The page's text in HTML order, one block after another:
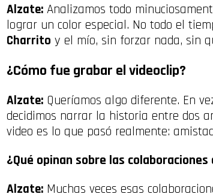
Alzate: Analizamos todo
lograr un color especial. No todo el
Charrito y el mío, sin forzar nada, sin
¿Cómo fue grabar el videoclip?
Alzate: Queríamos algo diferente. En
decidimos narrar la historia entre dos
video es lo que pasó realmente:
¿Qué opinan sobre las
Alzate: Muchas veces esas